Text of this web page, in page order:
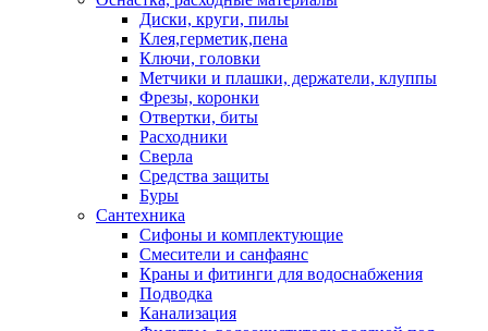
Диски, круги, пилы
Клея,герметик,пена
Ключи, головки
Метчики и плашки, держатели, клуппы
Фрезы, коронки
Отвертки, биты
Расходники
Сверла
Средства защиты
Буры
Сантехника
Сифоны и комплектующие
Смесители и санфаянс
Краны и фитинги для водоснабжения
Подводка
Канализация